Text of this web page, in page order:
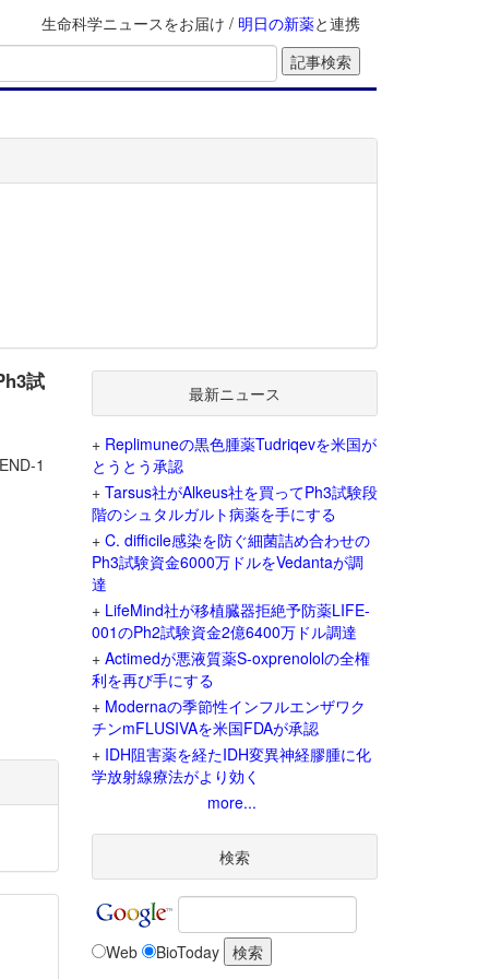
生命科学ニュースをお届け / 明日の新薬と連携
試
1
最新ニュース
+ Replimuneの黒色腫薬Tudriqevを米国が
とうとう承認
+ Tarsus社がAlkeus社を買ってPh3試験段
階のシュタルガルト病薬を手にする
+ C. difficile感染を防ぐ細菌詰め合わせの
Ph3試験資金6000万ドルをVedantaが調
達
+ LifeMind社が移植臓器拒絶予防薬LIFE-
001のPh2試験資金2億6400万ドル調達
+ Actimedが悪液質薬S-oxprenololの全権
利を再び手にする
+ Modernaの季節性インフルエンザワク
チンmFLUSIVAを米国FDAが承認
+ IDH阻害薬を経たIDH変異神経膠腫に化
学放射線療法がより効く
more...
検索
Web BioToday